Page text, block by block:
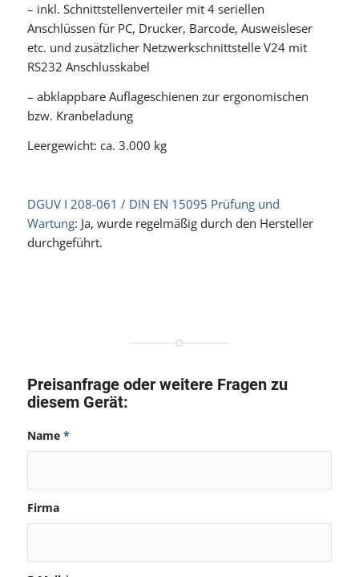
– inkl. Schnittstellenverteiler mit 4 seriellen
Anschlüssen für PC, Drucker, Barcode, Ausweisleser
etc. und zusätzlicher Netzwerkschnittstelle V24 mit
RS232 Anschlusskabel
– abklappbare Auflageschienen zur ergonomischen
bzw. Kranbeladung
Leergewicht: ca. 3.000 kg
DGUV I 208-061 / DIN EN 15095 Prüfung und
Wartung: Ja, wurde regelmäßig durch den Hersteller
durchgeführt.
Preisanfrage oder weitere Fragen zu
diesem Gerät:
Name *
Firma